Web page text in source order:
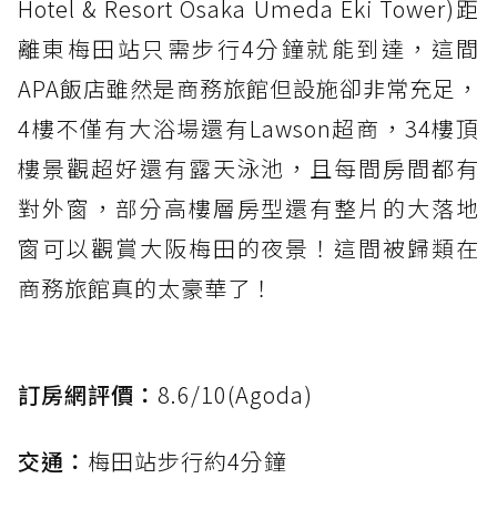
Hotel & Resort Osaka Umeda Eki Tower)距
離東梅田站只需步行4分鐘就能到達，這間
APA飯店雖然是商務旅館但設施卻非常充足，
4樓不僅有大浴場還有Lawson超商，34樓頂
樓景觀超好還有露天泳池，且每間房間都有
對外窗，部分高樓層房型還有整片的大落地
窗可以觀賞大阪梅田的夜景！這間被歸類在
商務旅館真的太豪華了！
訂房網評價： 8.6/10(Agoda)
交通： 梅田站步行約4分鐘